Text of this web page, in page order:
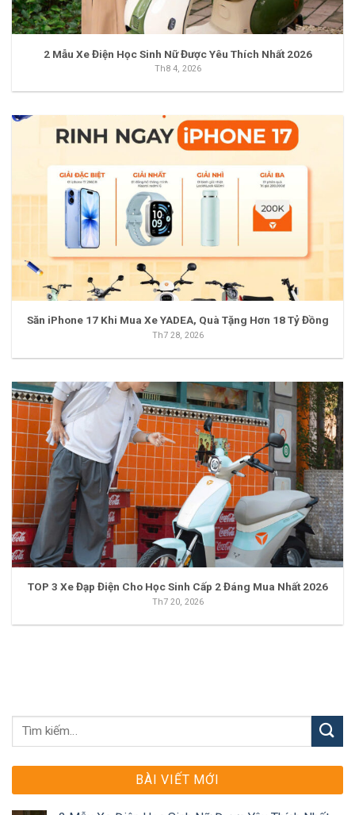
2 Mẫu Xe Điện Học Sinh Nữ Được Yêu Thích Nhất 2026
Th8 4, 2026
Săn iPhone 17 Khi Mua Xe YADEA, Quà Tặng Hơn 18 Tỷ Đồng
Th7 28, 2026
TOP 3 Xe Đạp Điện Cho Học Sinh Cấp 2 Đáng Mua Nhất 2026
Th7 20, 2026
BÀI VIẾT MỚI